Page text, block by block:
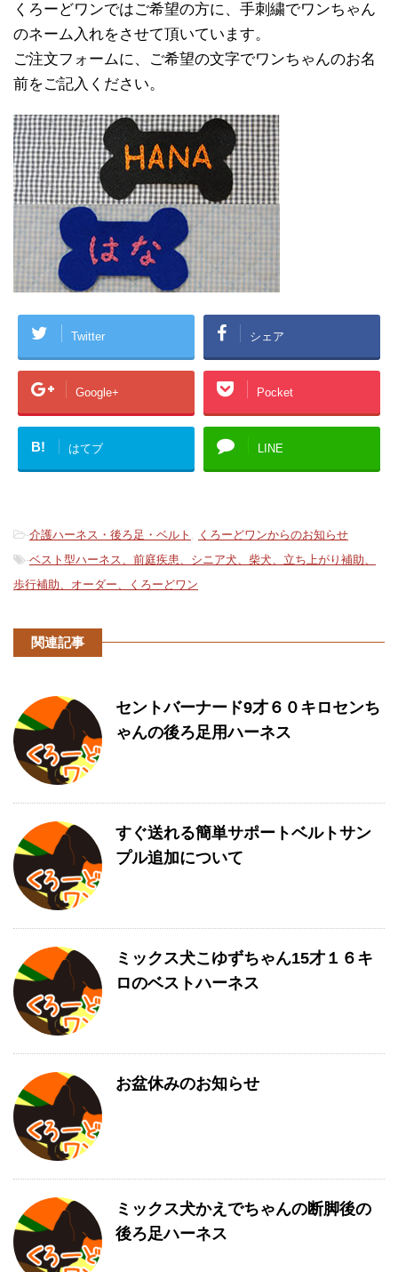
くろーどワンではご希望の方に、手刺繍でワンちゃん
のネーム入れをさせて頂いています。
ご注文フォームに、ご希望の文字でワンちゃんのお名
前をご記入ください。
Twitter シェア
Google+ Pocket
B! はてブ LINE
-介護ハーネス・後ろ足・ベルト , くろーどワンからのお知らせ
-ベスト型ハーネス、前庭疾患、シニア犬、柴犬、立ち上がり補助、
歩行補助、オーダー、くろーどワン
関連記事
セントバーナード9才６０キロセンち
ゃんの後ろ足用ハーネス
すぐ送れる簡単サポートベルトサン
プル追加について
ミックス犬こゆずちゃん15才１６キ
ロのベストハーネス
お盆休みのお知らせ
ミックス犬かえでちゃんの断脚後の
後ろ足ハーネス